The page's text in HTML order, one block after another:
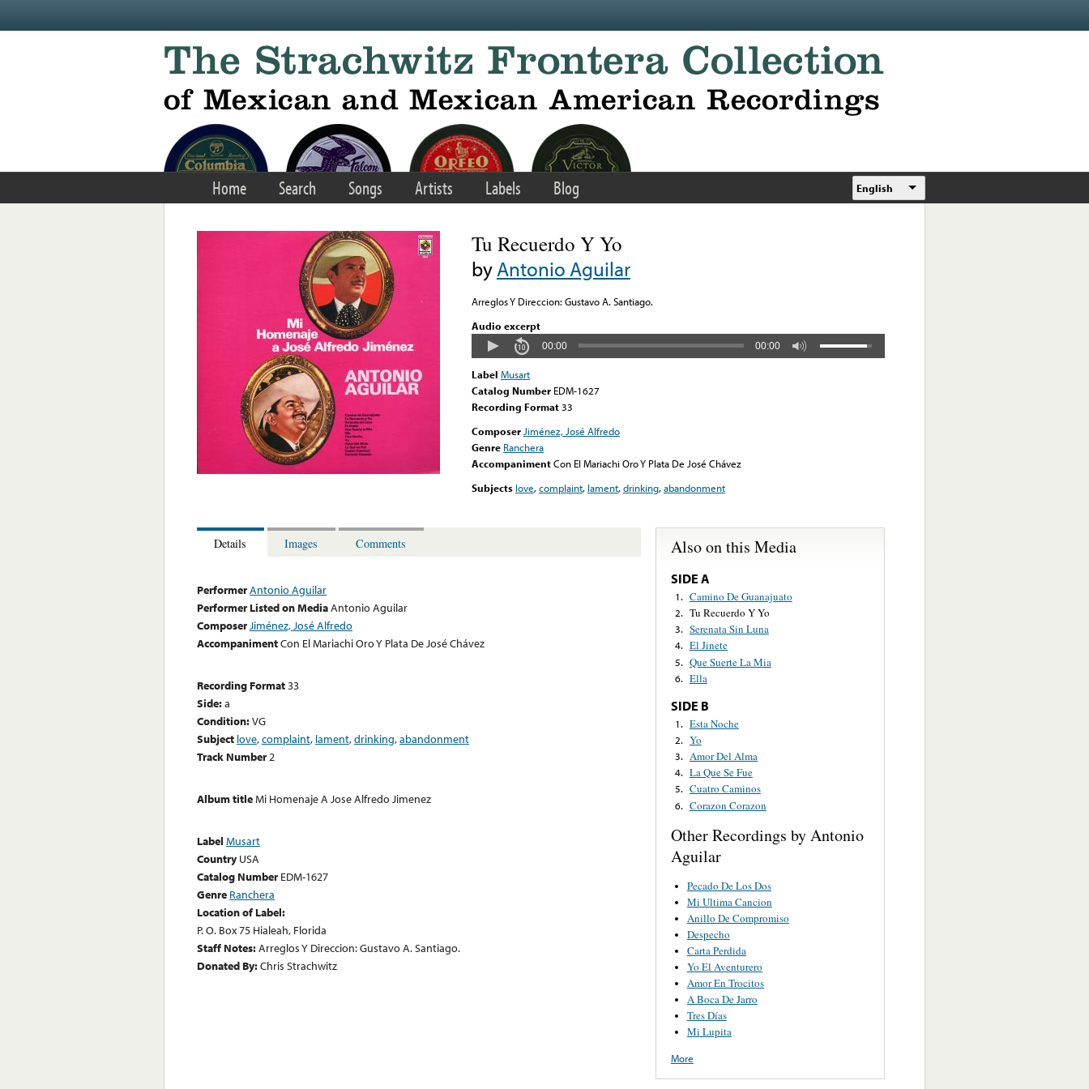
Home Search Songs Artists Labels Blog English
Tu Recuerdo Y Yo
byAntonio Aguilar
Arreglos Y Direccion: Gustavo A. Santiago.
Audio excerpt
00:00 00:00
Label Musart
Catalog Number EDM-1627
Recording Format33
Composer Jiménez, José Alfredo
Genre Ranchera
AccompanimentCon El Mariachi Oro Y Plata De José Chávez
Subjects love,complaint, lament,drinking,abandonment
Details Images Comments
PerformerAntonio Aguilar
Performer Listed on MediaAntonio Aguilar
ComposerJiménez, José Alfredo
AccompanimentCon El Mariachi Oro Y Plata De José Chávez
Recording Format33
Side:a
Condition:VG
Subject love,complaint, lament,drinking,abandonment
Track Number2
Album titleMi Homenaje A Jose Alfredo Jimenez
Label Musart
Country USA
Catalog Number EDM-1627
Genre Ranchera
Location of Label:
P. O. Box 75 Hialeah, Florida
Staff Notes:Arreglos Y Direccion: Gustavo A. Santiago.
Donated By:Chris Strachwitz
Also on this Media
SIDE A
1. Camino De Guanajuato
2. Tu Recuerdo Y Yo
3. Serenata Sin Luna
4. El Jinete
5. Que Suerte La Mia
6. Ella
SIDE B
1. Esta Noche
2. Yo
3. Amor Del Alma
4. La Que Se Fue
5. Cuatro Caminos
6. Corazon Corazon
Other Recordings by Antonio
Aguilar
Pecado De Los Dos
Mi Ultima Cancion
Anillo De Compromiso
Despecho
Carta Perdida
Yo El Aventurero
Amor En Trocitos
A Boca De Jarro
Tres Días
Mi Lupita
More